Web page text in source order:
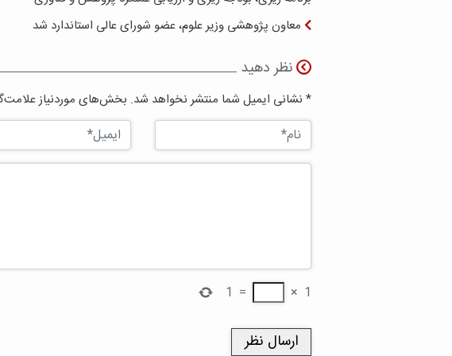
معاون پژوهشی وزیر علوم، عضو شورای عالی استاندارد شد
نظر دهید
* نشانی ایمیل شما منتشر نخواهد شد. بخش‌های موردنیاز
1
×
=
1